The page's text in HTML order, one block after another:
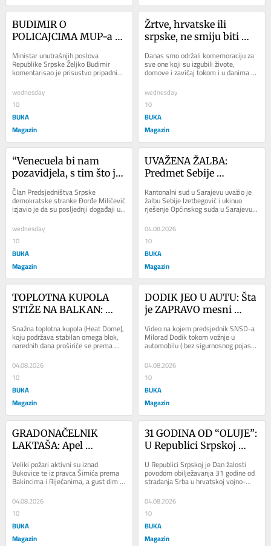
BUDIMIR O
POLICAJCIMA MUP-a
je došlo do previda
Ministar unutrašnjih poslova
Republike Srpske Željko Budimir
komentarisao je prisustvo pripadnika
MUP-a RS na području Federacije BiH
tokom posjete...
wednesday
10
BUKA
Magazin
Žrtve, hrvatske ili
srpske, ne smiju biti
Danas smo održali komemoraciju za
sve one koji su izgubili živote,
domove i zavičaj tokom i u danima
nakon VRO Oluja. Središnja...
wednesday
10
BUKA
Magazin
“Venecuela bi nam
pozavidjela, s tim što je
predsjednika
‘kidnapovao’
predsjednik“
Član Predsjedništva Srpske
demokratske stranke Đorđe Milićević
izjavio je da su posljednji događaji u
Republici Srpskoj ogolili stanje u...
wednesday
10
BUKA
Magazin
UVAŽENA ŽALBA:
Predmet Sebije
vraćen na ponovno
odlučivanje
Kantonalni sud u Sarajevu uvažio je
žalbu Sebije Izetbegović i ukinuo
rješenje Općinskog suda u Sarajevu
kojim se taj sud proglasio stvarno...
04.08.2026
10
BUKA
Magazin
TOPLOTNA KUPOLA
STIŽE NA BALKAN:
stepena, najgore tek
dolazi
Snažna toplotna kupola (Heat Dome),
koju podržava stabilan omega blok,
narednih dana proširiće se prema
Balkanu, donoseći ekstremno
visoke...
04.08.2026
10
BUKA
Magazin
DODIK JEO U AUTU: Šta
je ZAPRAVO mesni
pravi?
Video na kojem predsjednik SNSD-a
Milorad Dodik tokom vožnje u
automobilu ( bez sigurnosnog pojasa,
uzgred budi rečeno ) jede mesni
narezak izazvale...
04.08.2026
10
BUKA
Magazin
GRADONAČELNIK
LAKTAŠA: Apel
požari aktivni
Veliki požari aktivni su iznad
Bukovice te iz pravca Šimića prema
Bakincima i Riječanima, a gust dim
širi se kroz okolna naselja, upozorio
je...
04.08.2026
10
BUKA
Magazin
31 GODINA OD “OLUJE”:
U Republici Srpskoj
U Republici Srpskoj je Dan žalosti
povodom obilježavanja 31 godine od
stradanja Srba u hrvatskoj vojno-
policijskoj akciji “Oluja” tokom koje
je...
04.08.2026
10
BUKA
Magazin